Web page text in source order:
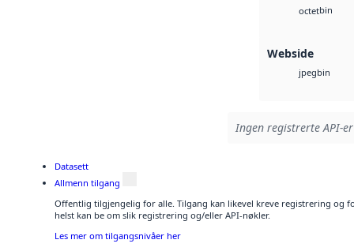
octetbin
Webside
jpegbin
Ingen registrerte API-
Datasett
Allmenn tilgang
Offentlig tilgjengelig for alle. Tilgang kan likevel kreve registrering og
helst kan be om slik registrering og/eller API-nøkler.
Les mer om tilgangsnivåer her